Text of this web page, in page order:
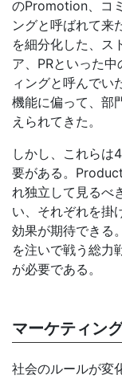
のPromotion、コ
ングと呼ばれて来
を細分化した、ス
ア、PRといった
ィングと呼んでい
機能に偏って、部
えられてきた。
しかし、これらは
要がある。
れ独立して見るべ
い、それぞれを掛
効果が期待できる
を注いで戦う総力
が必要である。
マーケティン
社会のルールが変